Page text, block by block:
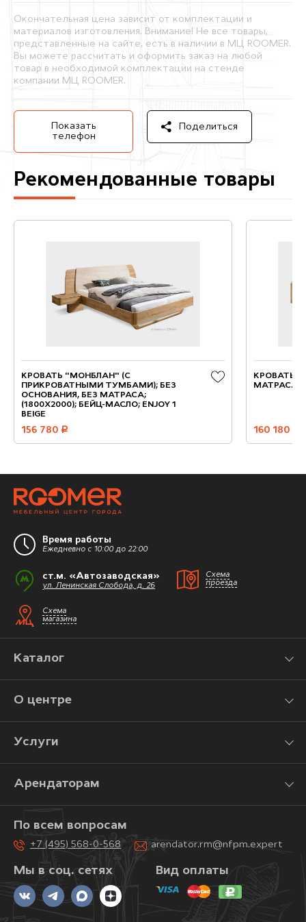
Окончательная цена зависит от комплектации и
материалов изготовления. Внимание! Не все товары,
представленные на сайте, есть в наличии в МЦ ROOMER.
Вы можете рассчитать и оформить заказ на любой
товар в необходимой комплектации на стенде
компании МЦ ROOMER.
Показать
телефон
Поделиться
Рекомендованные товары
КРОВАТЬ "МОНБЛАН" (С
ПРИКРОВАТНЫМИ ТУМБАМИ); БЕЗ
ОСНОВАНИЯ, БЕЗ МАТРАСА;
(1800X2000); БЕЙЦ-МАСЛО; ENJOY 1
BEIGE
156 780 руб.
КРОВАТЬ
МАТРАСА;
160 180
Время работы
Ежедневно с 10:00 до 22:00
ст.м. «Автозаводская»
ул. Ленинская Слобода, д. 26
Схема
проезда
Схема
магазина
Каталог
О центре
Услуги
Арендаторам
Мы в соц. сетях
По всем вопросам
+7 (495) 568-0-568 arendator.rm@nfpm.expert
Вид оплаты